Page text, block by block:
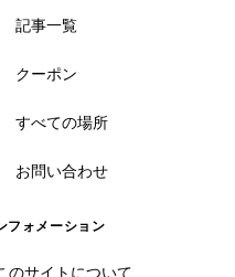
記事一覧
クーポン
すべての場所
お問い合わせ
フォメーション
のサイトについて